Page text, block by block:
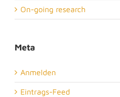
On-going research
Meta
Anmelden
Eintrags-Feed